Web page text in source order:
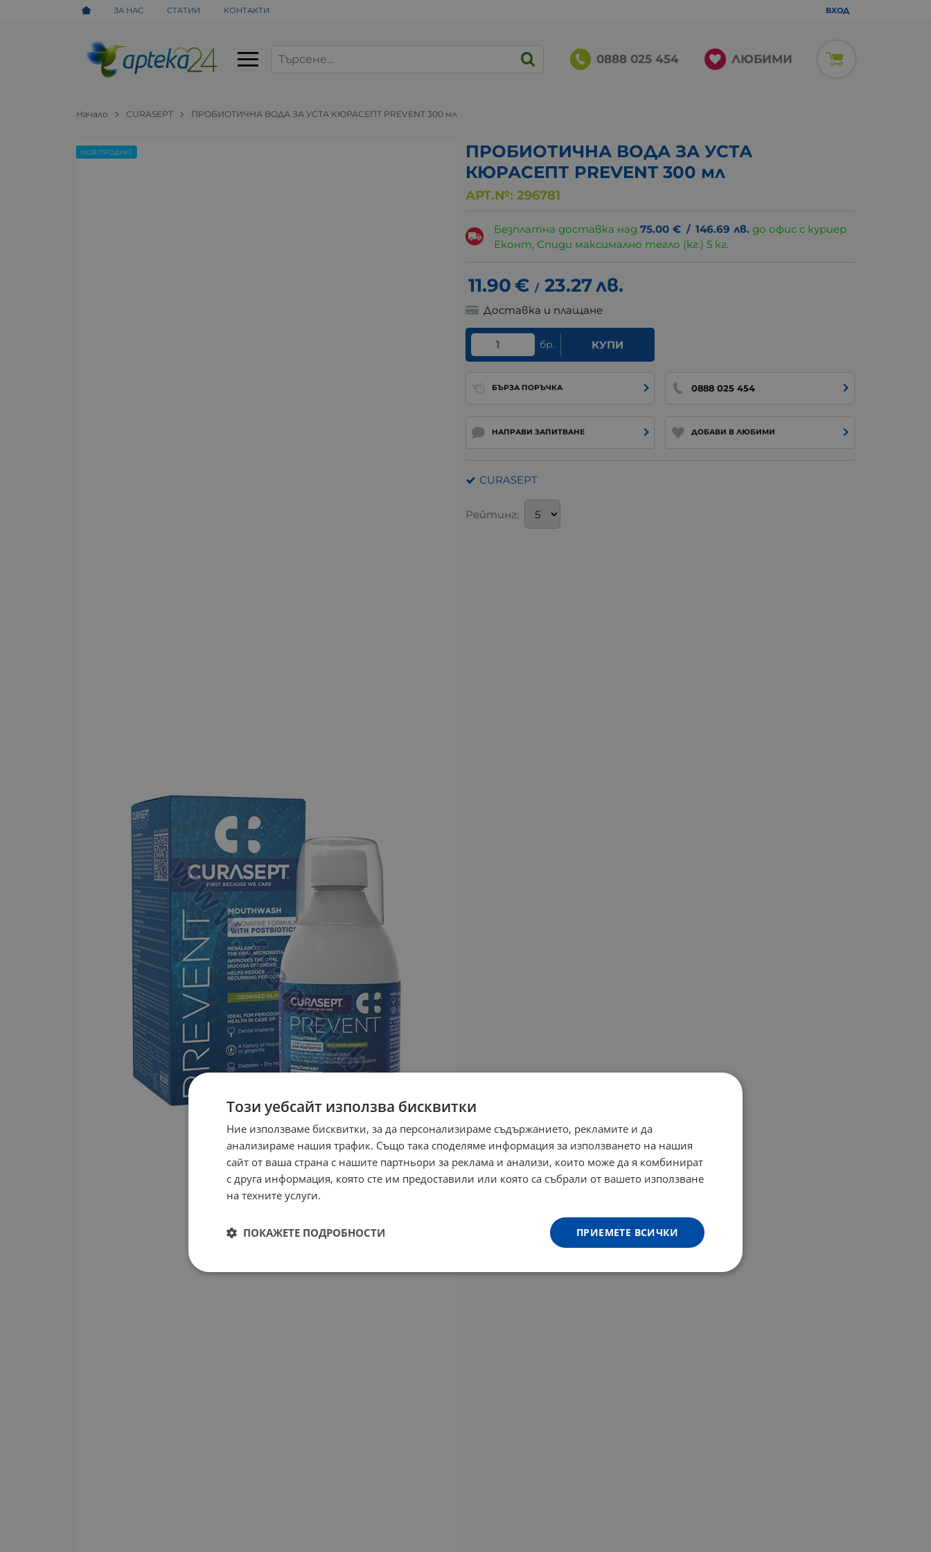
ЗА НАС СТАТИИ КОНТАКТИ ВХОД
0888 025 454 ЛЮБИМИ
Начало CURASEPT ПРОБИОТИЧНА ВОДА ЗА УСТА КЮРАСЕПТ PREVENT 300 мл
ПРОБИОТИЧНА ВОДА ЗА УСТА
КЮРАСЕПТ PREVENT 300 мл
АРТ.№: 296781
НОВ ПРОДУКТ
Безплатна доставка над75.00 € / 146.69 лв. до офис с куриер
Еконт, Спиди максимално тегло (кг.) 5 кг.
11.90€ / 23.27лв.
Доставка и плащане
бр. КУПИ
БЪРЗА ПОРЪЧКА 0888 025 454
НАПРАВИ ЗАПИТВАНЕ ДОБАВИ В ЛЮБИМИ
CURASEPT
Рейтинг:
Този уебсайт използва бисквитки
Ние използваме бисквитки, за да персонализираме съдържанието, рекламите и да
анализираме нашия трафик. Също така споделяме информация за използването на нашия
сайт от ваша страна с нашите партньори за реклама и анализи, които може да я комбинират
с друга информация, която сте им предоставили или която са събрали от вашето използване
на техните услуги.
ПРИЕМЕТЕ ВСИЧКИ
ПОКАЖЕТЕ ПОДРОБНОСТИ